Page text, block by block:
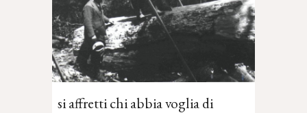
si affrettichi abbia voglia di